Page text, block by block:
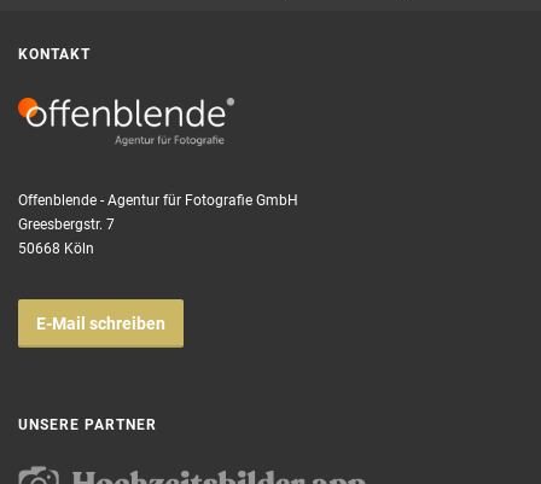
KONTAKT
Offenblende - Agentur für Fotografie GmbH
Greesbergstr. 7
50668 Köln
E-Mail schreiben
UNSERE PARTNER